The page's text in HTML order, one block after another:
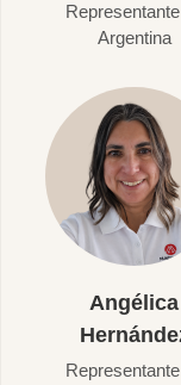
Argentina
Angélica